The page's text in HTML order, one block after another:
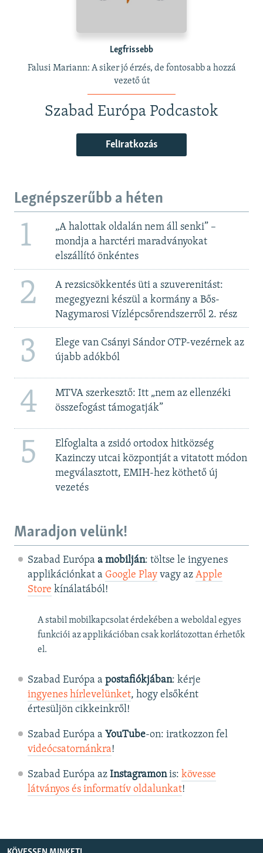
Legfrissebb
Falusi Mariann: A siker jó érzés, de fontosabb a hozzá
vezető út
Szabad Európa Podcastok
Feliratkozás
Legnépszerűbb a héten
1
„A halottak oldalán nem áll senki” –
mondja a harctéri maradványokat
elszállító önkéntes
2
A rezsicsökkentés üti a szuverenitást:
megegyezni készül a kormány a Bős-
Nagymarosi Vízlépcsőrendszerről 2. rész
3
Elege van Csányi Sándor OTP-vezérnek az
újabb adókból
4
MTVA szerkesztő: Itt „nem az ellenzéki
összefogást támogatják”
5
Elfoglalta a zsidó ortodox hitközség
Kazinczy utcai központját a vitatott módon
megválasztott, EMIH-hez köthető új
vezetés
Maradjon velünk!
Szabad Európa a mobilján: töltse le ingyenes
applikációnkat a Google Playvagy az Apple
Store kínálatából!
A stabil mobilkapcsolat érdekében a weboldal egyes
funkciói az applikációban csak korlátozottan érhetők
el.
Szabad Európa a postafiókjában: kérje
ingyenes hírlevelünket, hogy elsőként
értesüljön cikkeinkről!
Szabad Európa a YouTube-on: iratkozzon fel
videócsatornánkra!
Szabad Európa az Instagramonis: kövesse
látványos és informatív oldalunkat! ​